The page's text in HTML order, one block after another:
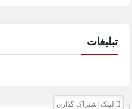
تبلیغات
لینک اشتراک گذاری